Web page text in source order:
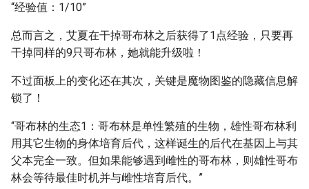
“经验值：1/10”
总而言之，艾夏在干掉哥布林之后获得了1点经验，只要再
干掉同样的9只哥布林，她就能升级啦！
不过面板上的变化还在其次，关键是魔物图鉴的隐藏信息解
锁了！
“哥布林的生态1：哥布林是单性繁殖的生物，雄性哥布林利
用其它生物的身体培育后代，这样诞生的后代在基因上与其
父本完全一致。但如果能够遇到雌性的哥布林，则雄性哥布
林会等待最佳时机并与雌性培育后代。”